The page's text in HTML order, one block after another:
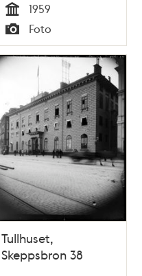
Tid
1959
Typ
Foto
Tullhuset,
Skeppsbron 38